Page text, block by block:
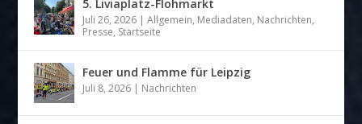
5. Liviaplatz-Flohmarkt
Juli 26, 2026 |Allgemein, Mediadaten, Nachrichten,
Presse, Startseite
Feuer und Flamme für Leipzig
Juli 8, 2026 | Nachrichten